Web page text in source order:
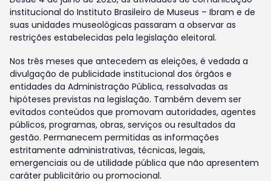
institucional do Instituto Brasileiro de Museus – Ibram e de
suas unidades museológicas passaram a observar as
restrições estabelecidas pela legislação eleitoral.
Nos três meses que antecedem as eleições, é vedada a
divulgação de publicidade institucional dos órgãos e
entidades da Administração Pública, ressalvadas as
hipóteses previstas na legislação. Também devem ser
evitados conteúdos que promovam autoridades, agentes
públicos, programas, obras, serviços ou resultados da
gestão. Permanecem permitidas as informações
estritamente administrativas, técnicas, legais,
emergenciais ou de utilidade pública que não apresentem
caráter publicitário ou promocional.